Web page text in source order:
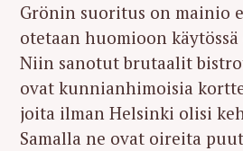
Grönin suoritus on mainio
otetaan huomioon
Niin sanotut brutaalit
ovat kunnianhimoisia
joita ilman Helsinki olisi
Samalla ne ovat oireita